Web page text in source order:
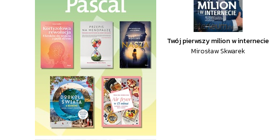
Twój pierwszy milion w internecie
Mirosław Skwarek